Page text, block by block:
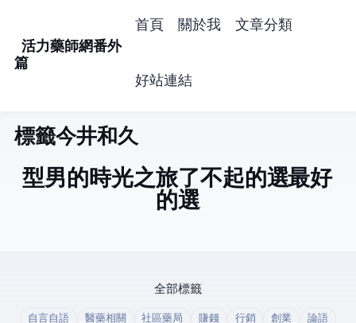
活力藥師網番外
篇
首頁 關於我 文章分類
好站連結
標籤: 今井和久 (1)
型男的時光之旅(了不起的選Taxi/最好
的選Taxi)
全部標籤
自言自語 醫藥相關 社區藥局 賺錢 行銷 創業
論語